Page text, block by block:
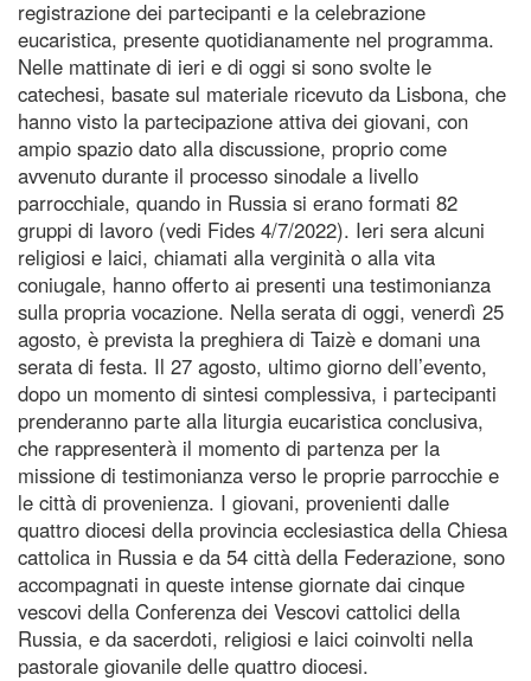
registrazione dei partecipanti e la celebrazione
eucaristica, presente quotidianamente nel programma.
Nelle mattinate di ieri e di oggi si sono svolte le
catechesi, basate sul materiale ricevuto da Lisbona, che
hanno visto la partecipazione attiva dei giovani, con
ampio spazio dato alla discussione, proprio come
avvenuto durante il processo sinodale a livello
parrocchiale, quando in Russia si erano formati 82
gruppi di lavoro (vedi Fides 4/7/2022). Ieri sera alcuni
religiosi e laici, chiamati alla verginità o alla vita
coniugale, hanno offerto ai presenti una testimonianza
sulla propria vocazione. Nella serata di oggi, venerdì 25
agosto, è prevista la preghiera di Taizè e domani una
serata di festa. Il 27 agosto, ultimo giorno dell’evento,
dopo un momento di sintesi complessiva, i partecipanti
prenderanno parte alla liturgia eucaristica conclusiva,
che rappresenterà il momento di partenza per la
missione di testimonianza verso le proprie parrocchie e
le città di provenienza. I giovani, provenienti dalle
quattro diocesi della provincia ecclesiastica della Chiesa
cattolica in Russia e da 54 città della Federazione, sono
accompagnati in queste intense giornate dai cinque
vescovi della Conferenza dei Vescovi cattolici della
Russia, e da sacerdoti, religiosi e laici coinvolti nella
pastorale giovanile delle quattro diocesi.